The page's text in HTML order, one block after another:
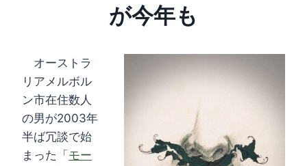
が今年も
オーストラ
リアメルボル
ン市在住数人
の男が2003年
半ば冗談で始
まった「 モー